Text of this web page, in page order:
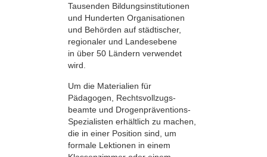
Tausenden Bildungsinstitutionen
und Hunderten Organisationen
und Behörden auf städtischer,
regionaler und Landesebene
in über 50 Ländern verwendet
wird.
Um die Materialien für
Pädagogen, Rechts­vollzugs­
beamte und Drogenpräventions-
Spezialisten erhältlich zu machen,
die in einer Position sind, um
formale Lektionen in einem